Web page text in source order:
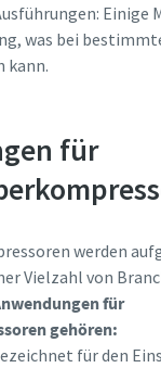
Einige
was bei
kann.
für
werden
Vielzahl von
für
gehören:
für den